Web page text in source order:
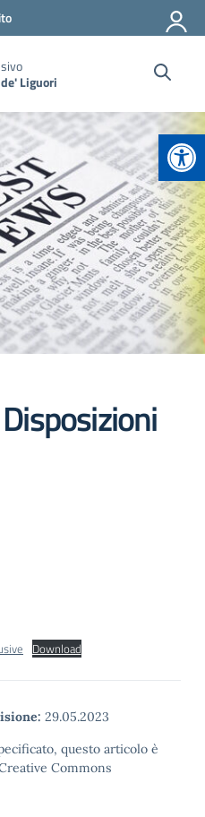
Liguori
Download
29.05.2023
questo articolo è
Commons